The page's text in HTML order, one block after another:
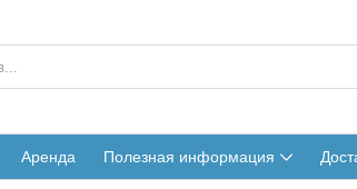
Аренда Полезная информация